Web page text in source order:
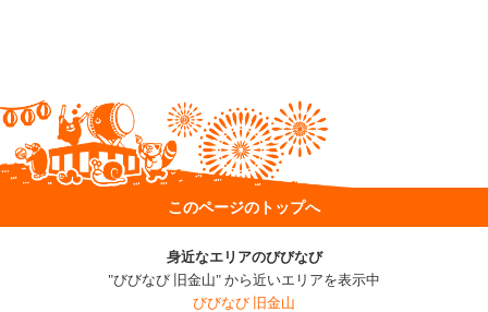
このページのトップへ
身近なエリアのびびなび
"びびなび 旧金山" から近いエリアを表示中
びびなび 旧金山